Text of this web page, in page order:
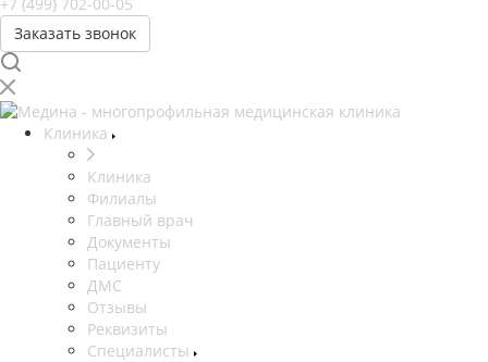
Заказать звонок
Клиника
Клиника
Филиалы
Главный врач
Документы
Пациенту
ДМС
Отзывы
Реквизиты
Специалисты